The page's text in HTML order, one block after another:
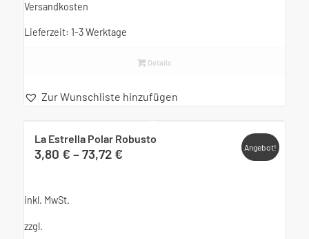
Versandkosten
Lieferzeit: 1-3 Werktage
Details
Zur Wunschliste hinzufügen
La Estrella Polar Robusto
3,80 € –73,72 € Angebot!
inkl. MwSt.
zzgl.